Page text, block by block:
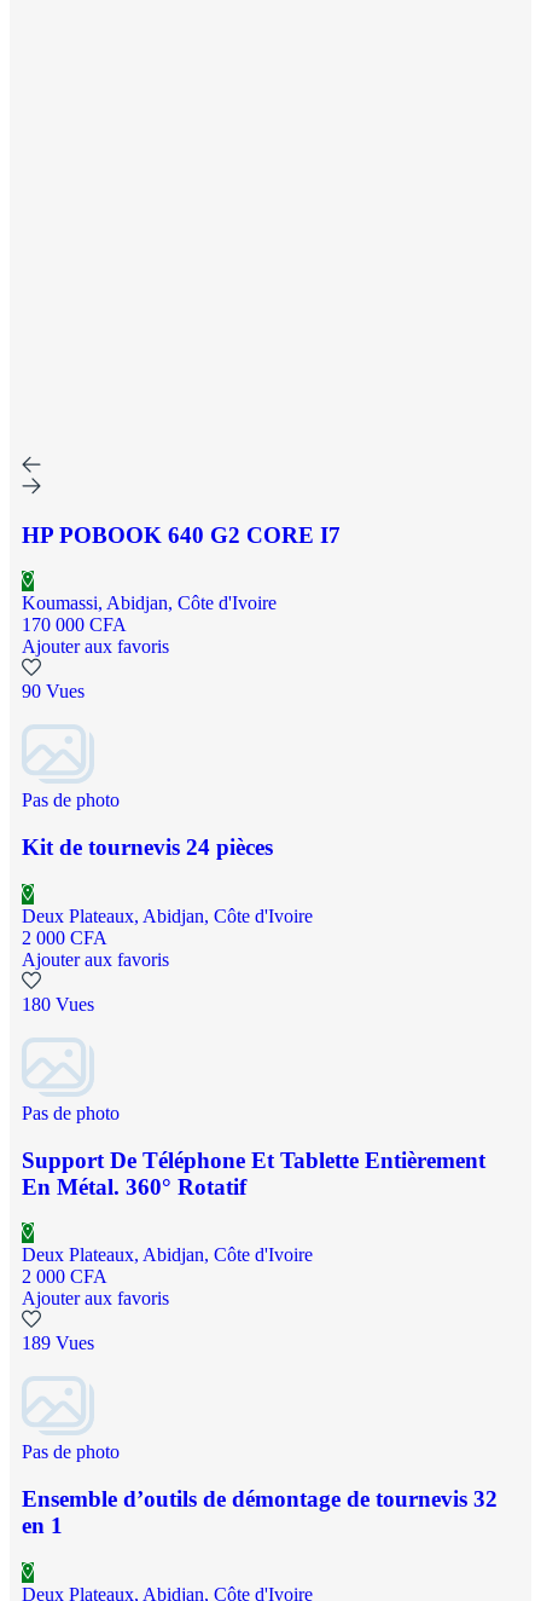
HP POBOOK 640 G2 CORE I7
Koumassi, Abidjan, Côte d'Ivoire
170 000 CFA
Ajouter aux favoris
90 Vues
Pas de photo
Kit de tournevis 24 pièces
Deux Plateaux, Abidjan, Côte d'Ivoire
2 000 CFA
Ajouter aux favoris
180 Vues
Pas de photo
Support De Téléphone Et Tablette Entièrement
En Métal. 360° Rotatif
Deux Plateaux, Abidjan, Côte d'Ivoire
2 000 CFA
Ajouter aux favoris
189 Vues
Pas de photo
Ensemble d’outils de démontage de tournevis 32
en 1
Deux Plateaux, Abidjan, Côte d'Ivoire